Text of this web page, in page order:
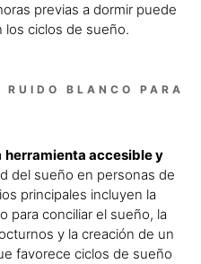
previas a dormir puede
los ciclos de sueño.
RUIDO BLANCO PARA
herramienta accesible y
del sueño en personas de
principales incluyen la
para conciliar el sueño, la
y la creación de un
favorece ciclos de sueño